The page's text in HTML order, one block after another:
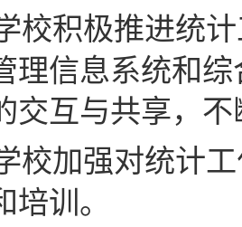
校积极推进统
理信息系统和
交互与共享，
校加强对统计
训。